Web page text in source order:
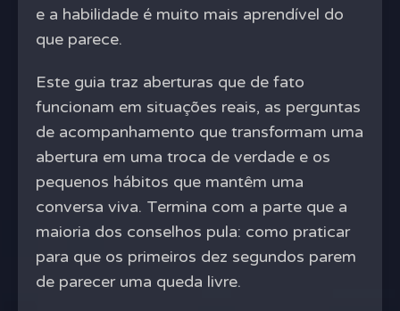
e a habilidade é muito mais aprendível do
que parece.
Este guia traz aberturas que de fato
funcionam em situações reais, as perguntas
de acompanhamento que transformam uma
abertura em uma troca de verdade e os
pequenos hábitos que mantêm uma
conversa viva. Termina com a parte que a
maioria dos conselhos pula: como praticar
para que os primeiros dez segundos parem
de parecer uma queda livre.